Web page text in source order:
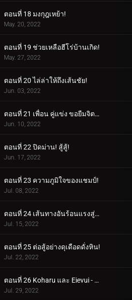
ตอนที่ 18 มงกุฎเหย้า!
May. 20, 2022
ตอนที่ 19 ช่วยเหลือฮีโร่บ้านเกิด!
May. 27, 2022
ตอนที่ 20 ไล่ล่าให้ถึงเส้นชัย!
Jun. 03, 2022
ตอนที่ 21 เพื่อน คู่แข่ง ขอยืมจิตวิญญาณของคุณมาให้ฉัน!
Jun. 10, 2022
ตอนที่ 22 ปิดม่าน! สู้สู้!
Jun. 17, 2022
ตอนที่ 23 ความภูมิใจของแชมป์!
Jul. 08, 2022
ตอนที่ 24 เส้นทางอันร้อนแรงสู่การเป็นผู้เชี่ยวชาญ!
Jul. 15, 2022
ตอนที่ 25 ต่อสู้อย่างดุเดือดดั่งหิน!
Jul. 22, 2022
ตอนที่ 26 Koharu และ Eievui - ปาฏิหาริย์แห่งวิวัฒนาการ
Jul. 29, 2022